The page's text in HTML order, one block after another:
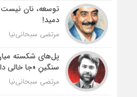
توسعه، نان نیست
دمید!
مرتضی سبحانی‌نیا
پل‌های شکسته
سنگینِ «جا خالی
مرتضی سبحانی‌نیا